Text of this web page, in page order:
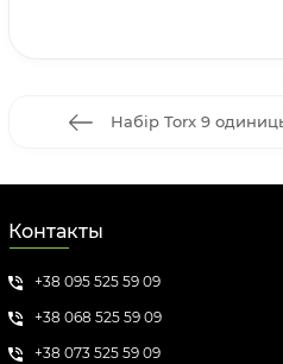
Набір Torx 9
Контакты
+38 095 525 59 09
+38 068 525 59 09
+38 073 525 59 09